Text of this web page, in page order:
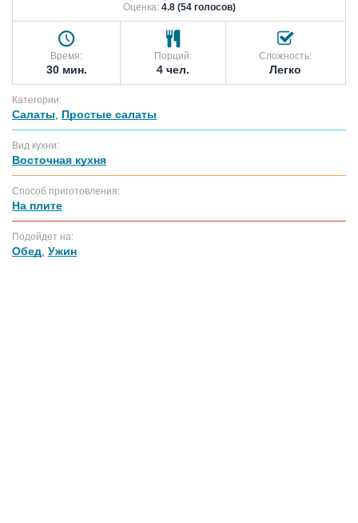
Оценка: 4.8 (54 голосов)
Время:
30 мин.
Порций:
4 чел.
Сложность:
Легко
Категории:
Салаты Простые салаты
Вид кухни:
Восточная кухня
Способ приготовления:
На плите
Подойдет на:
Обед Ужин